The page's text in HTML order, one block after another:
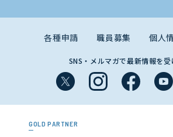
各種申請 職員募集 個人
SNS・メルマガで最新情報を受
GOLD PARTNER